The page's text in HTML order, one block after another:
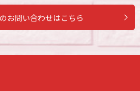
お問い合わせはこちら